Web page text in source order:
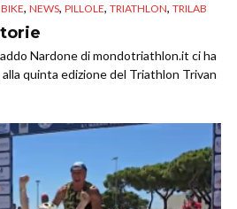
, NEWS, PILLOLE, TRIATHLON, TRILAB
Nardone di mondotriathlon.it ci ha
quinta edizione del Triathlon Trivan